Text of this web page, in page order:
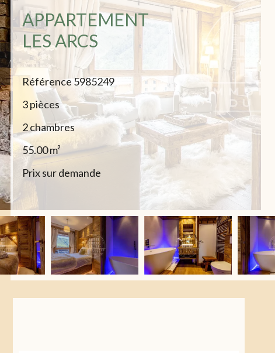
APPARTEMENT
LES ARCS
Référence5985249
3 pièces
2 chambres
55.00m²
Prix sur demande